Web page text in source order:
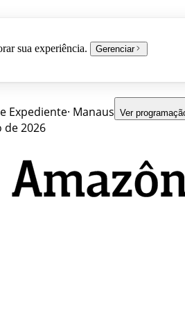
sua experiência. Gerenciar
Expediente· Manaus Ver
de 2026